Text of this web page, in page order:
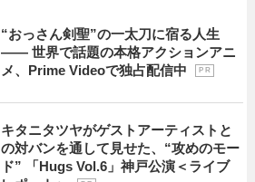
“おっさん剣聖”の一太刀に宿る人生
―― 世界で話題の本格アクションアニ
メ、Prime Videoで独占配信中
P R
キタニタツヤがゲストアーティストと
の対バンを通して見せた、“攻めのモー
ド” 「Hugs Vol.6」神戸公演＜ライブ